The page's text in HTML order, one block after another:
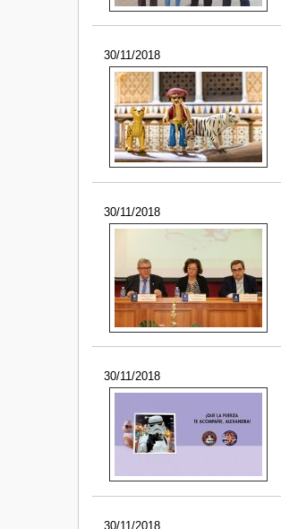
30/11/2018
30/11/2018
30/11/2018
30/11/2018